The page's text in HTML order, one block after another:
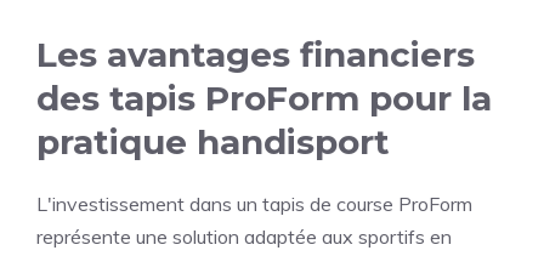
Les avantages financiers
des tapis ProForm pour la
pratique handisport
L'investissement dans un tapis de course ProForm
représente une solution adaptée aux sportifs en